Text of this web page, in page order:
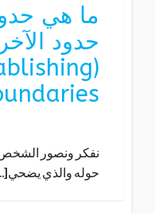
ما هي
حدود
نفكر ونصور الشخص
حوله والذي